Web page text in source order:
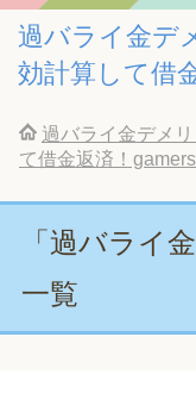
過バライ金デ
効計算して借
過バライ金デメ
て借金返済！
「過バライ
一覧